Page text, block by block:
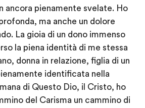
ancora pienamente svelate. Ho
ma anche un dolore
La gioia di un dono immenso
la piena identità di me stessa
donna in relazione, figlia di un
identificata nella
di Questo Dio, il Cristo, ho
del Carisma un cammino di